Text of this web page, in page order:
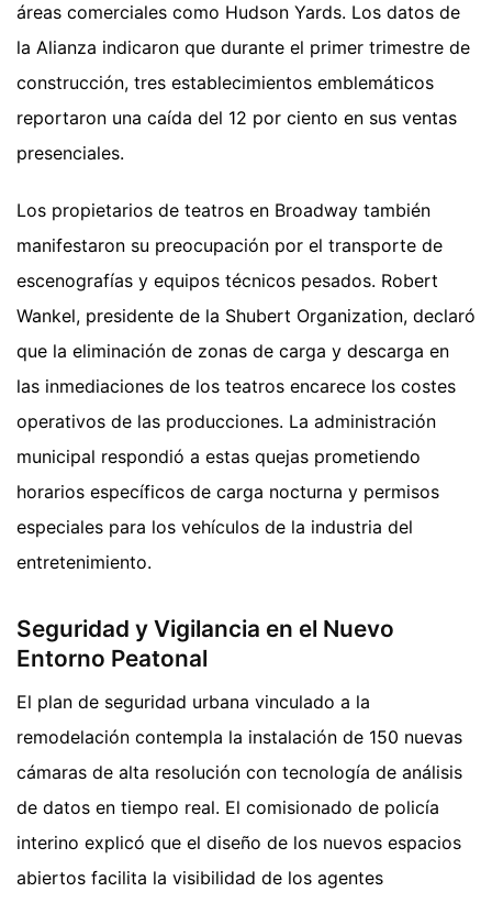
áreas comerciales como Hudson Yards. Los datos de
la Alianza indicaron que durante el primer trimestre de
construcción, tres establecimientos emblemáticos
reportaron una caída del 12 por ciento en sus ventas
presenciales.
Los propietarios de teatros en Broadway también
manifestaron su preocupación por el transporte de
escenografías y equipos técnicos pesados. Robert
Wankel, presidente de la Shubert Organization, declaró
que la eliminación de zonas de carga y descarga en
las inmediaciones de los teatros encarece los costes
operativos de las producciones. La administración
municipal respondió a estas quejas prometiendo
horarios específicos de carga nocturna y permisos
especiales para los vehículos de la industria del
entretenimiento.
Seguridad y Vigilancia en el Nuevo
Entorno Peatonal
El plan de seguridad urbana vinculado a la
remodelación contempla la instalación de 150 nuevas
cámaras de alta resolución con tecnología de análisis
de datos en tiempo real. El comisionado de policía
interino explicó que el diseño de los nuevos espacios
abiertos facilita la visibilidad de los agentes